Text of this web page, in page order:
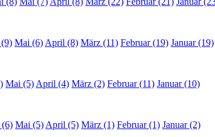
Mai (6)April (8) März (11) Februar (19) Januar (19)
Mai (5)April (4) März (2) Februar (11) Januar (10)
(6) Mai (5)April (5) März (1) Februar (1) Januar (2)